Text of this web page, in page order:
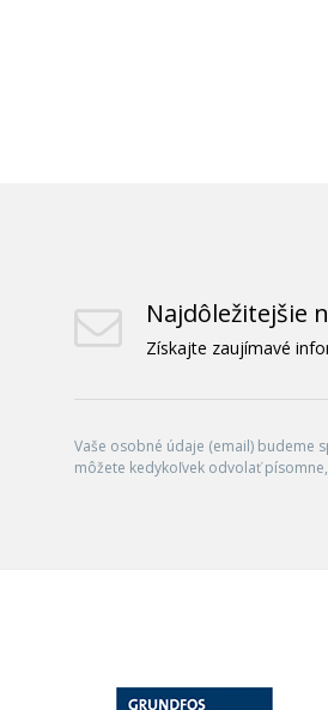
Najdôležitejšie
Získajte zaujímavé
Vaše osobné údaje (email) budeme
môžete kedykoľvek odvolať